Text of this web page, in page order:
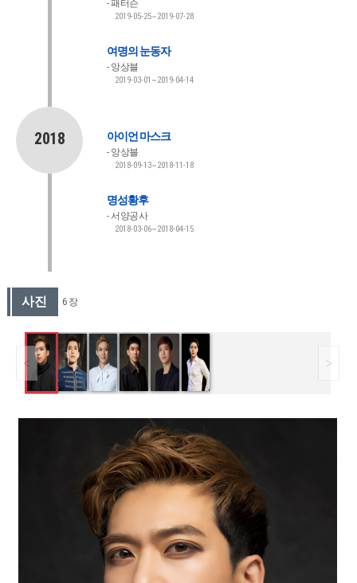
패터슨
2019-05-25~2019-07-28
여명의 눈동자
앙상블
2019-03-01~2019-04-14
2018 아이언 마스크
앙상블
2018-09-13~2018-11-18
명성황후
서양공사
2018-03-06~2018-04-15
사진 6 장